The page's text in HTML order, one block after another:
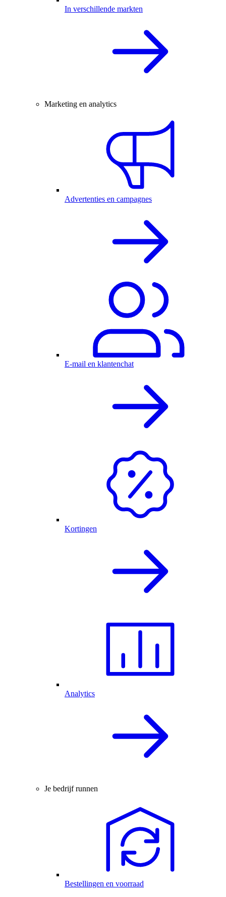
In verschillende markten
Marketing en analytics
Advertenties en campagnes
E-mail en klantenchat
Kortingen
Analytics
Je bedrijf runnen
Bestellingen en voorraad